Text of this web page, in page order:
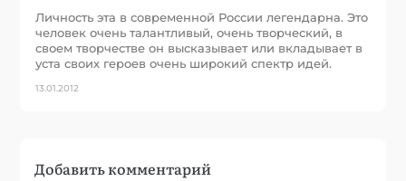
Личность эта в современной России легендарна. Это
человек очень талантливый, очень творческий, в
своем творчестве он высказывает или вкладывает в
уста своих героев очень широкий спектр идей.
13.01.2012
Добавить комментарий